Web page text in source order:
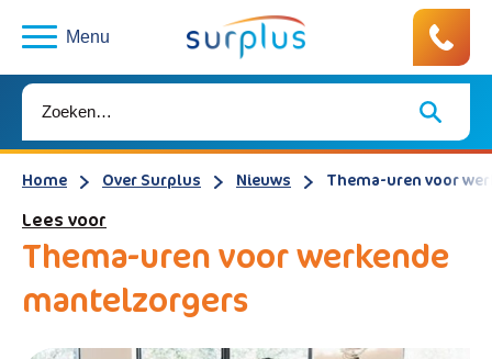
Menu
Home Over Surplus Nieuws Thema-uren voor
Lees voor
Thema-uren voor werkende
mantelzorgers